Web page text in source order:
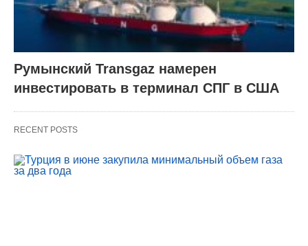
Румынский Transgaz намерен
инвестировать в терминал СПГ в США
RECENT POSTS